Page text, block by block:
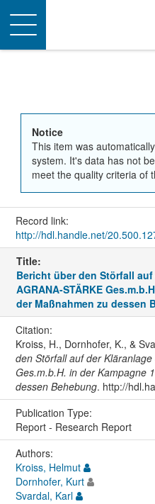
Toggle
navigation
Notice
This item was
system. It's data has not
meet the quality criteria of
Record link:
http://hdl.handle.net/
Title:
Bericht über den Störfall
AGRANA-STÄRKE
der Maßnahmen zu dessen
Citation:
Kroiss, H., Dornhofer, K., &
den Störfall auf der Kläranlage
Ges.m.b.H. in der Kampagne
dessen Behebung. http://
Publication Type:
Report - Research Report
Authors:
Kroiss, Helmut
Dornhofer, Kurt
Svardal, Karl